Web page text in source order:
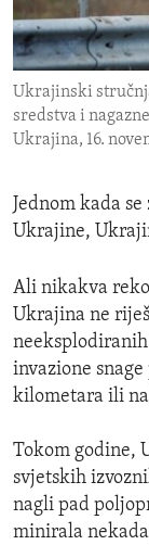
IDEALS AND
Ukrajinski
sredstva i
Ukrajina, 16.
Jednom kada
Ukrajine,
Ali nikakva
Ukrajina ne
invazione
kilometara ili
Tokom godine,
svjetskih
nagli pad
minirala